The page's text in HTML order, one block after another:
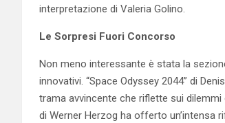
interpretazione di Valeria Golino.
Le Sorpresi Fuori Concorso
Non meno interessante è stata la
innovativi. “Space Odyssey 2044” di
trama avvincente che riflette sui
di Werner Herzog ha offerto un’intensa